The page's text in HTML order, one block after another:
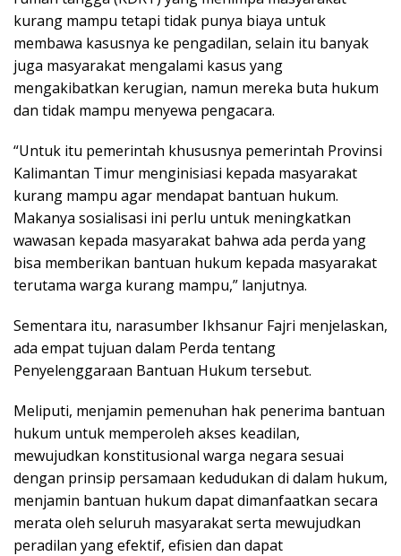
kurang mampu tetapi tidak punya biaya untuk
membawa kasusnya ke pengadilan, selain itu banyak
juga masyarakat mengalami kasus yang
mengakibatkan kerugian, namun mereka buta hukum
dan tidak mampu menyewa pengacara.
“Untuk itu pemerintah khususnya pemerintah Provinsi
Kalimantan Timur menginisiasi kepada masyarakat
kurang mampu agar mendapat bantuan hukum.
Makanya sosialisasi ini perlu untuk meningkatkan
wawasan kepada masyarakat bahwa ada perda yang
bisa memberikan bantuan hukum kepada masyarakat
terutama warga kurang mampu,” lanjutnya.
Sementara itu, narasumber Ikhsanur Fajri menjelaskan,
ada empat tujuan dalam Perda tentang
Penyelenggaraan Bantuan Hukum tersebut.
Meliputi, menjamin pemenuhan hak penerima bantuan
hukum untuk memperoleh akses keadilan,
mewujudkan konstitusional warga negara sesuai
dengan prinsip persamaan kedudukan di dalam hukum,
menjamin bantuan hukum dapat dimanfaatkan secara
merata oleh seluruh masyarakat serta mewujudkan
peradilan yang efektif, efisien dan dapat